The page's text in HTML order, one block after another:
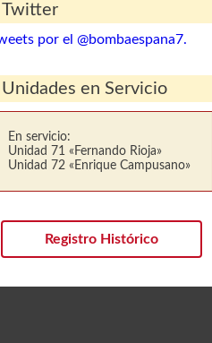
Twitter
por el @bombaespana7.
Unidades en Servicio
En servicio:
Unidad 71 «Fernando Rioja»
Unidad 72 «Enrique Campusano»
Registro Histórico